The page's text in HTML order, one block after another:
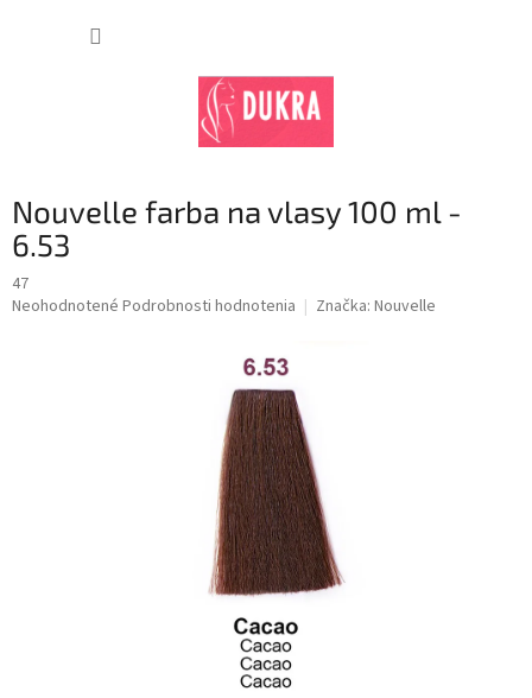
Nouvelle farba na vlasy 100 ml -
6.53
47
Priemerné
Neohodnotené Podrobnosti hodnotenia Značka: Nouvelle